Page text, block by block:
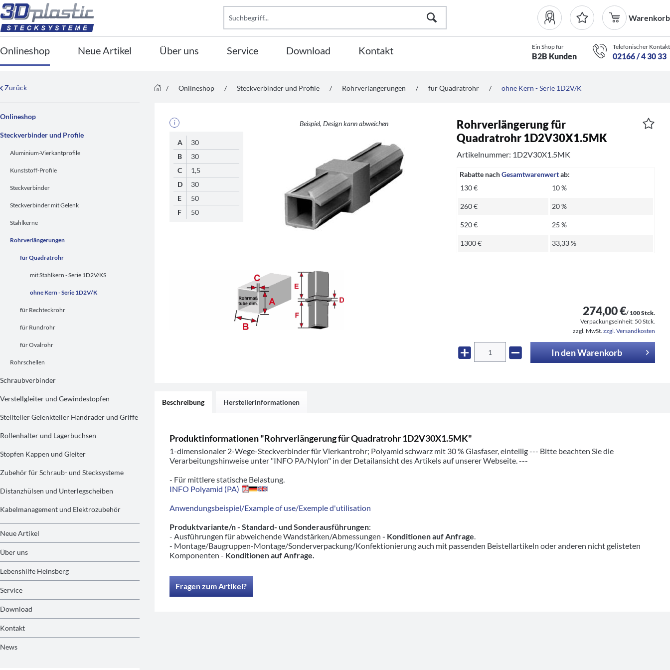
Warenkorb
Onlineshop Neue Artikel Über uns Service Download Kontakt Ein Shop für
B2B Kunden
Telefonischer Kontakt
02166 / 4 30 33
Zurück / Onlineshop / Steckverbinder und Profile / Rohrverlängerungen / für Quadratrohr / ohne Kern - Serie 1D2V/K
Onlineshop
Steckverbinder und Profile
Aluminium-Vierkantprofile
Kunststoff-Profile
Steckverbinder
Steckverbinder mit Gelenk
Stahlkerne
Rohrverlängerungen
für Quadratrohr
mit Stahlkern - Serie 1D2V/KS
ohne Kern - Serie 1D2V/K
für Rechteckrohr
für Rundrohr
für Ovalrohr
Rohrschellen
Schraubverbinder
Verstellgleiter und Gewindestopfen
Stellteller Gelenkteller Handräder und Griffe
Rollenhalter und Lagerbuchsen
Stopfen Kappen und Gleiter
Zubehör für Schraub- und Stecksysteme
Distanzhülsen und Unterlegscheiben
Kabelmanagement und Elektrozubehör
Neue Artikel
Über uns
Lebenshilfe Heinsberg
Service
Download
Kontakt
News
i
A
30
B
30
C
1,5
D
30
E
50
F
50
Beispiel, Design kann abweichen
Rohrverlängerung für
Quadratrohr 1D2V30X1.5MK
Artikelnummer: 1D2V30X1.5MK
Rabatte nachGesamtwarenwertab:
130 €
10 %
260 € 20 %
520 € 25 %
1300 € 33,33 %
274,00 €/ 100 Stck.
Verpackungseinheit: 50 Stck.
zzgl. MwSt. zzgl. Versandkosten
In denWarenkorb
Beschreibung Herstellerinformationen
Produktinformationen "Rohrverlängerung für Quadratrohr 1D2V30X1.5MK"
1-dimensionaler 2-Wege-Steckverbinder für Vierkantrohr; Polyamid schwarz mit 30 % Glasfaser, einteilig --- Bitte beachten Sie die
Verarbeitungshinweise unter "INFO PA/Nylon" in der Detailansicht des Artikels auf unserer Webseite. ---
- Für mittlere statische Belastung.
INFO Polyamid (PA)
Anwendungsbeispiel/Example of use/Exemple d'utilisation
Produktvariante/n - Standard- und Sonderausführungen:
- Ausführungen für abweichende Wandstärken/Abmessungen - Konditionen auf Anfrage.
- Montage/Baugruppen-Montage/Sonderverpackung/Konfektionierung auch mit passenden Beistellartikeln oder anderen nicht gelisteten
Komponenten - Konditionen auf Anfrage.
Fragen zum Artikel?